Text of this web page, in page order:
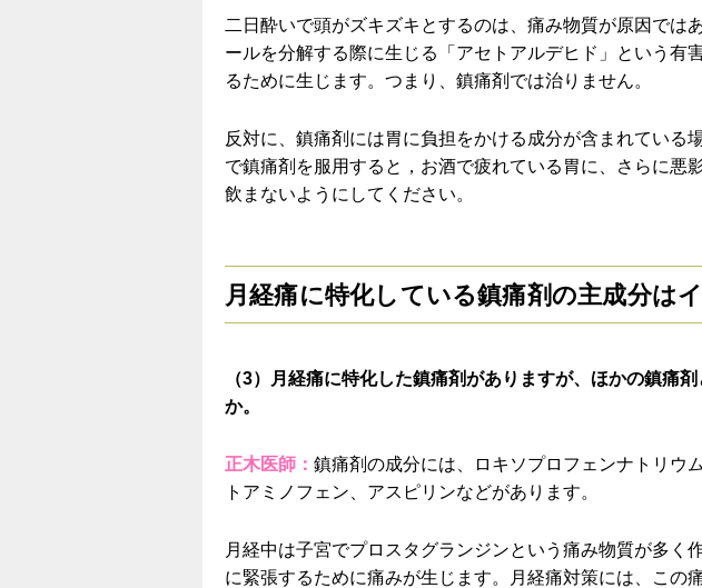
二日酔いで頭がズキズキとするのは、痛み物質が原因では
ールを分解する際に生じる「アセトアルデヒド」という有
るために生じます。つまり、鎮痛剤では治りません。
反対に、鎮痛剤には胃に負担をかける成分が含まれている
で鎮痛剤を服用すると，お酒で疲れている胃に、さらに悪
飲まないようにしてください。
月経痛に特化している鎮痛剤の主成分は
（3）月経痛に特化した鎮痛剤がありますが、ほかの鎮痛
か。
正木医師： 鎮痛剤の成分には、ロキソプロフェンナトリウ
トアミノフェン、アスピリンなどがあります。
月経中は子宮でプロスタグランジンという痛み物質が多く
に緊張するために痛みが生じます。月経痛対策には、この